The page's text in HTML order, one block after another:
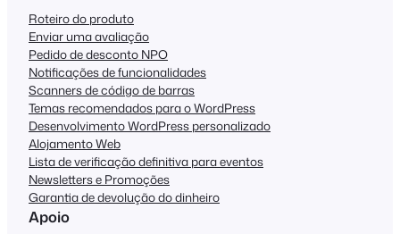
Roteiro do produto
Enviar uma avaliação
Pedido de desconto NPO
Notificações de funcionalidades
Scanners de código de barras
Temas recomendados para o WordPress
Desenvolvimento WordPress personalizado
Alojamento Web
Lista de verificação definitiva para eventos
Newsletters e Promoções
Garantia de devolução do dinheiro
Apoio